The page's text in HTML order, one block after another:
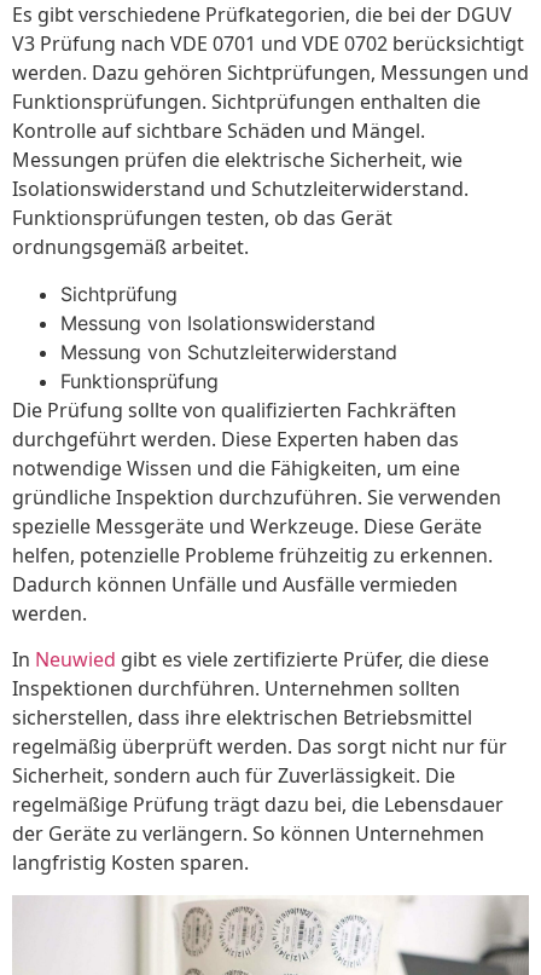
Es gibt verschiedene Prüfkategorien, die bei der DGUV
V3 Prüfung nach VDE 0701 und VDE 0702 berücksichtigt
werden. Dazu gehören Sichtprüfungen, Messungen und
Funktionsprüfungen. Sichtprüfungen enthalten die
Kontrolle auf sichtbare Schäden und Mängel.
Messungen prüfen die elektrische Sicherheit, wie
Isolationswiderstand und Schutzleiterwiderstand.
Funktionsprüfungen testen, ob das Gerät
ordnungsgemäß arbeitet.
Sichtprüfung
Messung von Isolationswiderstand
Messung von Schutzleiterwiderstand
Funktionsprüfung
Die Prüfung sollte von qualifizierten Fachkräften
durchgeführt werden. Diese Experten haben das
notwendige Wissen und die Fähigkeiten, um eine
gründliche Inspektion durchzuführen. Sie verwenden
spezielle Messgeräte und Werkzeuge. Diese Geräte
helfen, potenzielle Probleme frühzeitig zu erkennen.
Dadurch können Unfälle und Ausfälle vermieden
werden.
In Neuwied gibt es viele zertifizierte Prüfer, die diese
Inspektionen durchführen. Unternehmen sollten
sicherstellen, dass ihre elektrischen Betriebsmittel
regelmäßig überprüft werden. Das sorgt nicht nur für
Sicherheit, sondern auch für Zuverlässigkeit. Die
regelmäßige Prüfung trägt dazu bei, die Lebensdauer
der Geräte zu verlängern. So können Unternehmen
langfristig Kosten sparen.